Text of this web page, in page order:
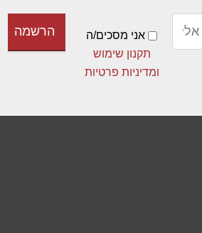
אני מסכים/ה
תקנון שימוש
ומדיניות פרטיות